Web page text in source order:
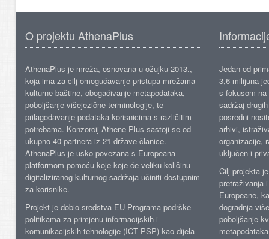
O projektu AthenaPlus
AthenaPlus je mreža, osnovana u ožujku 2013.,
koja ima za cilj omogućavanje pristupa mrežama
kulturne baštine, obogaćivanje metapodataka,
poboljšanje višejezične terminologije, te
prilagođavanje podataka korisnicima s različitim
potrebama. Konzorcij Athene Plus sastoji se od
ukupno 40 partnera iz 21 države članice.
AthenaPlus je usko povezana s Europeana
platformom pomoću koje koje će veliku količinu
digitaliziranog kulturnog sadržaja učiniti dostupnim
za korisnike.
Projekt je dobio sredstva EU Programa podrške
politikama za primjenu informacijskih i
komunikacijskih tehnologije (ICT PSP) kao dijela
Jedan od
3,6 milijuna
s fokusom
sadržaj
posredni
arhivi,
organizacije,
uključen i
Cilj projekta
pretraživanja
Europeane,
dogradnja
poboljšanje